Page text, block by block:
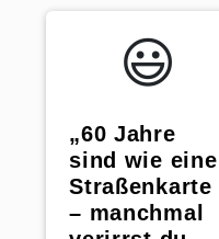
😃️
„60 Jahre
sind wie eine
Straßenkarte
– manchmal